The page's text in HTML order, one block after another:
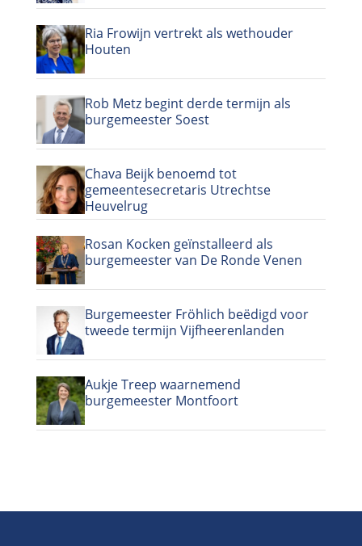
Ria Frowijn vertrekt als wethouder
Houten
Rob Metz begint derde termijn als
burgemeester Soest
Chava Beijk benoemd tot
gemeentesecretaris Utrechtse
Heuvelrug
Rosan Kocken geïnstalleerd als
burgemeester van De Ronde Venen
Burgemeester Fröhlich beëdigd voor
tweede termijn Vijfheerenlanden
Aukje Treep waarnemend
burgemeester Montfoort